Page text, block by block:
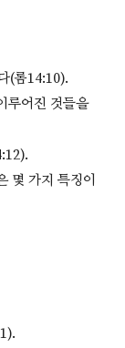
(롬14:10).
루어진 것들을
몇 가지 특징이